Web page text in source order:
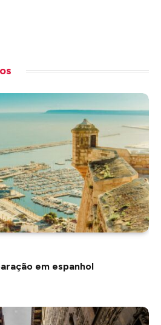
em espanhol